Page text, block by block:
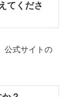
てくださ
公式サイトの